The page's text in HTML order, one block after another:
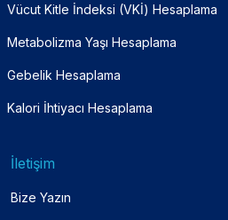
Vücut Kitle İndeksi (VKİ) Hesaplama
Metabolizma Yaşı Hesaplama
Gebelik Hesaplama
Kalori İhtiyacı Hesaplama
İletişim
Bize Yazın